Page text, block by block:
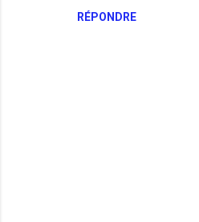
RÉPONDRE